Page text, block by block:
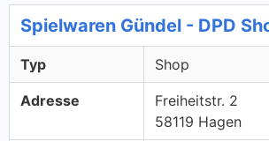
Spielwaren Gündel - DPD
Typ Shop
Adresse
Freiheitstr. 2
58119 Hagen